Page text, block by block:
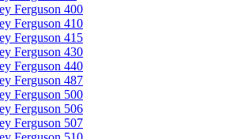
Ferguson 400
Ferguson 410
Ferguson 415
Ferguson 430
Ferguson 440
Ferguson 487
Ferguson 500
Ferguson 506
Ferguson 507